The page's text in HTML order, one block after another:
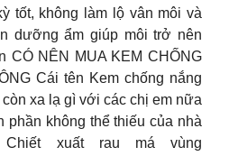
tốt, không làm lộ vân môi và
dưỡng ẩm giúp môi trở nên
CÓ NÊN MUA KEM CHỐNG
Cái tên Kem chống nắng
xa lạ gì với các chị em nữa
phần không thể thiếu của nhà
Chiết xuất rau má vùng